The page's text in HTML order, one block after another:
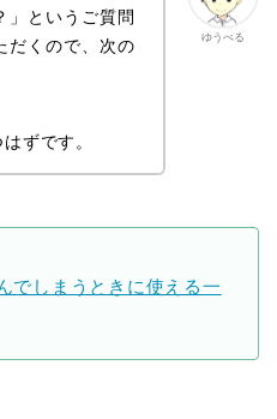
ゆうべる
」というご質問
だくので、次の
ずです。
でしまうときに使える一